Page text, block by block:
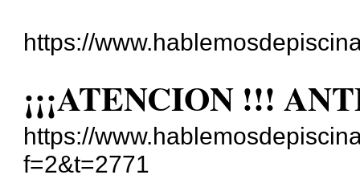
https://
¡¡¡ATENCION !!!
https://
f=2&t=2771